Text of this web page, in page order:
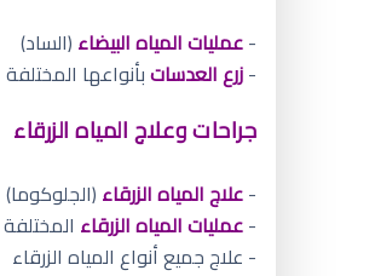
-عمليات المياه البيضاء (الساد)
-زرع العدساتبأنواعها المختلفة
جراحات وعلاج المياه الزرقاء
-علاج المياه الزرقاء (الجلوكوما)
-عمليات المياه الزرقاء المختلفة
- علاج جميع أنواع المياه الزرقاء